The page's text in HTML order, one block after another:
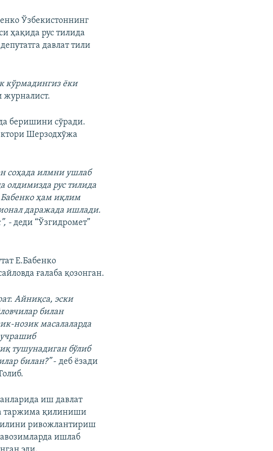
Ўзбекистоннинг
ҳақида рус тилида
давлат тили
кўрмадингиз ёки
журналист.
беришини сўради.
Шерзодхўжа
соҳада илмни ушлаб
олдимизда рус тилида
ҳам иқлим
даражада ишлади.
-деди “Ўзгидромет”
Е.Бабенко
ғалаба қозонган.
Айниқса, эски
билан
нозик масалаларда
тушунадиган бўлиб
билан?”- деб ёзади
иш давлат
таржима қилиниши
ривожлантириш
ишлаб